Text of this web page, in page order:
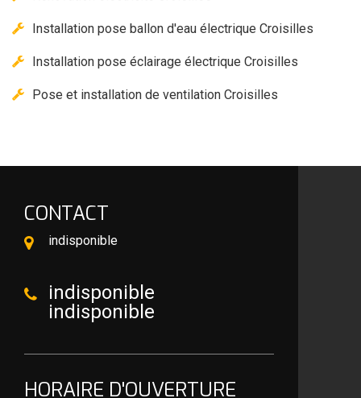
Installation pose ballon d'eau électrique Croisilles
Installation pose éclairage électrique Croisilles
Pose et installation de ventilation Croisilles
CONTACT
indisponible
indisponible
indisponible
HORAIRE D'OUVERTURE